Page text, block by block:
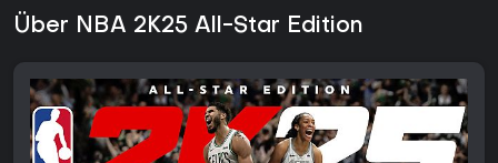
Über NBA 2K25 All-Star Edition